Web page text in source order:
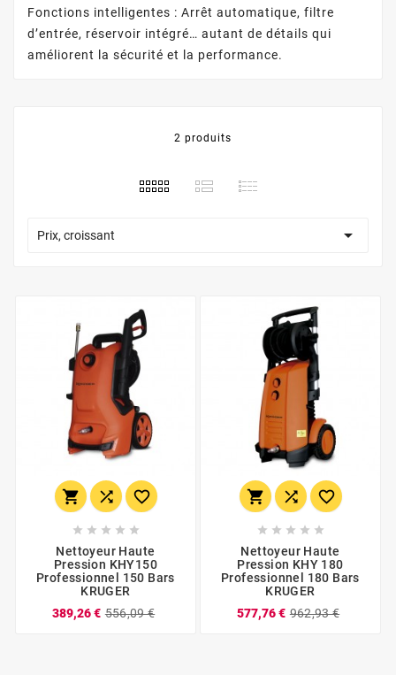
Fonctions intelligentes : Arrêt automatique, filtre
d’entrée, réservoir intégré… autant de détails qui
améliorent la sécurité et la performance.
2 produits
Prix, croissant 
  
    
Nettoyeur Haute
Pression KHY150
Professionnel 150 Bars
KRUGER
389,26 € 556,09 €
  
    
Nettoyeur Haute
Pression KHY 180
Professionnel 180 Bars
KRUGER
577,76 € 962,93 €